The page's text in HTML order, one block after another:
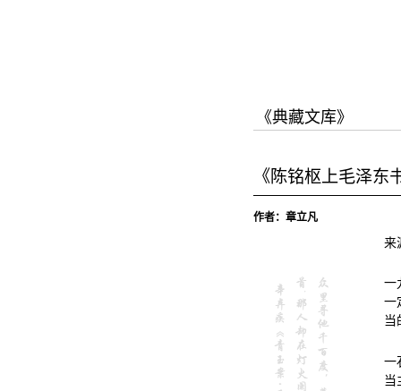
《典藏文库》
《陈铭枢上毛泽东
作者：章立凡
来
一
一
当
一
当